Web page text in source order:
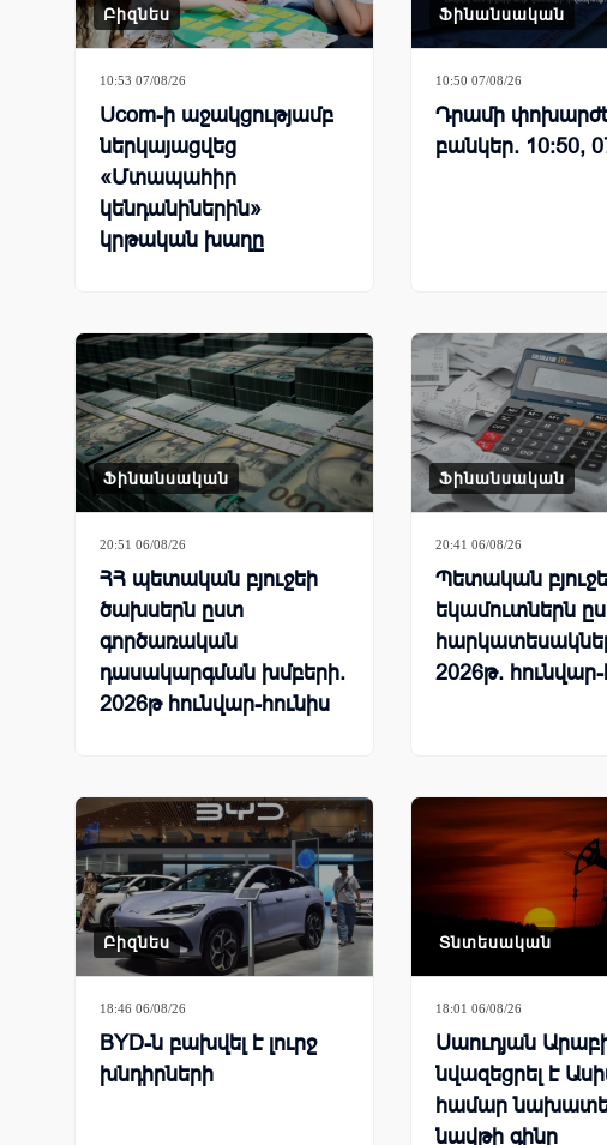
Բիզնես
10:53 07/08/26
Ucom-ի աջակցությամբ
ներկայացվեց
«Մտապահիր
կենդանիներին»
կրթական խաղը
Ֆինանսական
10:50 07/08/26
Դրամի
բանկեր. 10:50,
Ֆինանսական
20:51 06/08/26
ՀՀ պետական բյուջեի
ծախսերն ըստ
գործառական
դասակարգման խմբերի.
2026թ հունվար-հունիս
Ֆինանսական
20:41 06/08/26
Պետական
եկամուտներն
2026թ. հունվար-
Բիզնես
18:46 06/08/26
BYD-ն բախվել է լուրջ
խնդիրների
Տնտեսական
18:01 06/08/26
Սաուդյան
նվազեցրել է
համար
նավթի գինը